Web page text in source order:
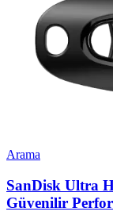
Arama
SanDisk Ultra
Güvenilir